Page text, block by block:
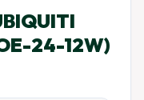
24-12W)